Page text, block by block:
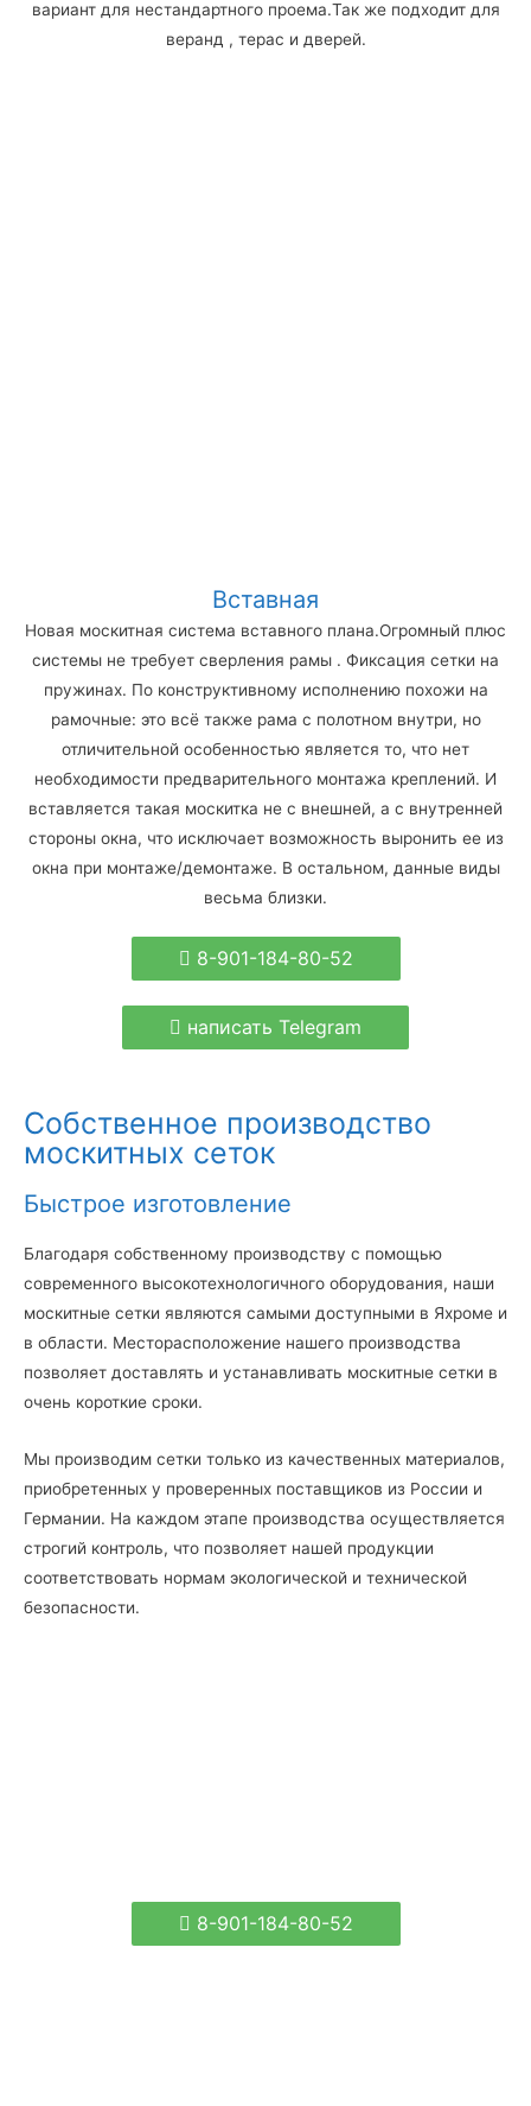
вариант для нестандартного проема.Так же подходит для
веранд , терас и дверей.
Вставная
Новая москитная система вставного плана.Огромный плюс
системы не требует сверления рамы . Фиксация сетки на
пружинах. По конструктивному исполнению похожи на
рамочные: это всё также рама с полотном внутри, но
отличительной особенностью является то, что нет
необходимости предварительного монтажа креплений. И
вставляется такая москитка не с внешней, а с внутренней
стороны окна, что исключает возможность выронить ее из
окна при монтаже/демонтаже. В остальном, данные виды
весьма близки.
8-901-184-80-52
написать Telegram
Собственное производство
москитных сеток
Быстрое изготовление
Благодаря собственному производству с помощью
современного высокотехнологичного оборудования, наши
москитные сетки являются самыми доступными в Яхроме и
в области. Месторасположение нашего производства
позволяет доставлять и устанавливать москитные сетки в
очень короткие сроки.
Мы производим сетки только из качественных материалов,
приобретенных у проверенных поставщиков из России и
Германии. На каждом этапе производства осуществляется
строгий контроль, что позволяет нашей продукции
соответствовать нормам экологической и технической
безопасности.
8-901-184-80-52